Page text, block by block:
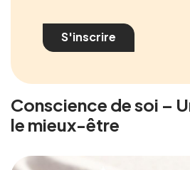
S'inscrire
Conscience de soi –
le mieux-être